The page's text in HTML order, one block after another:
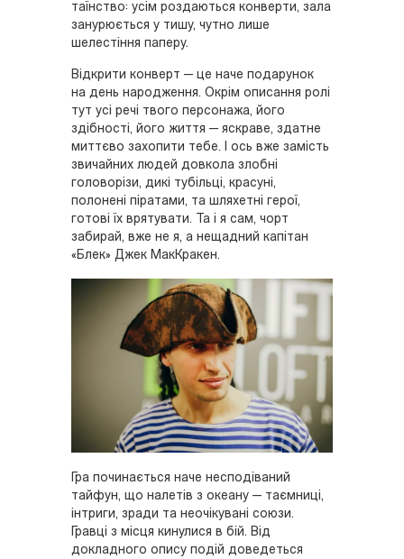
таїнство: усім роздаються конверти, зала
занурюється у тишу, чутно лише
шелестіння паперу.
Відкрити конверт — це наче подарунок
на день народження. Окрім описання ролі
тут усі речі твого персонажа, його
здібності, його життя — яскраве, здатне
миттєво захопити тебе. І ось вже замість
звичайних людей довкола злобні
головорізи, дикі тубільці, красуні,
полонені піратами, та шляхетні герої,
готові їх врятувати. Та і я сам, чорт
забирай, вже не я, а нещадний капітан
«Блек» Джек МакКракен.
Гра починається наче несподіваний
тайфун, що налетів з океану — таємниці,
інтриги, зради та неочікувані союзи.
Гравці з місця кинулися в бій. Від
докладного опису подій доведеться